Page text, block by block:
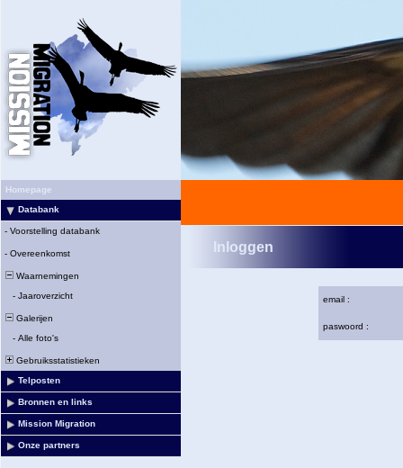
Homepage
Databank
- Voorstelling databank
- Overeenkomst
Waarnemingen
- Jaaroverzicht
Galerijen
- Alle foto's
Gebruiksstatistieken
Telposten
Bronnen en links
Mission Migration
Onze partners
Inloggen
email :
paswoord :